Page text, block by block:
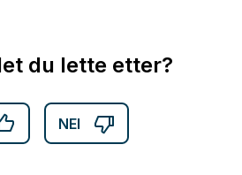
du lette etter?
NEI